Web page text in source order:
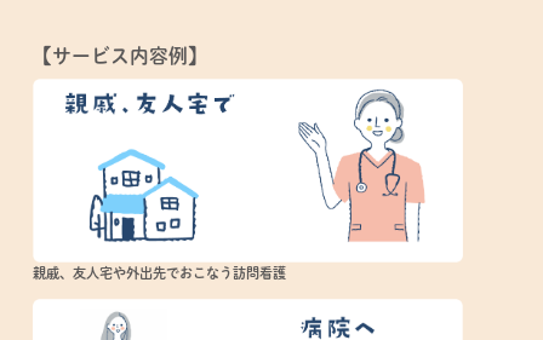
【サービス内容例】
親戚、友人宅や外出先でおこなう訪問看護